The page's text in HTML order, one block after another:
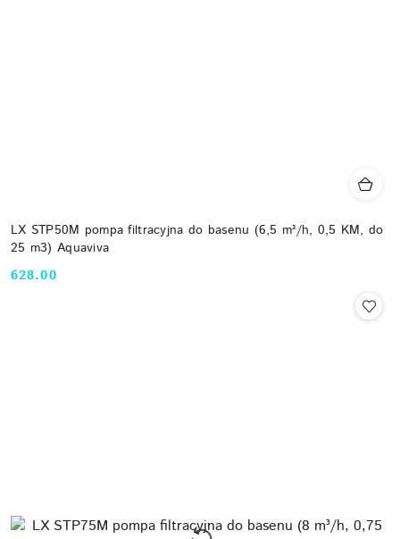
LX STP50M pompa filtracyjna do basenu (6,5 m³/h, 0,5 KM, do
25 m3) Aquaviva
Cena:
628.00